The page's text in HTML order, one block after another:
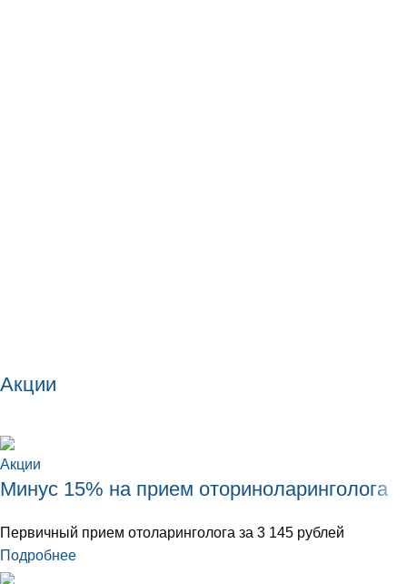
Акции
Акции
Минус 15% на прием оториноларинголога
Первичный прием отоларинголога за 3 145 рублей
Подробнее